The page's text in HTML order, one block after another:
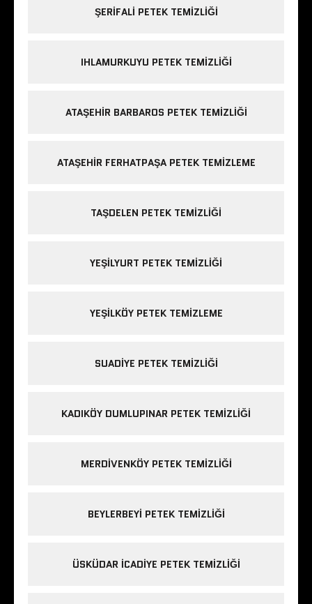
ŞERIFALI PETEK TEMIZLIĞI
IHLAMURKUYU PETEK TEMIZLIĞI
ATAŞEHIR BARBAROS PETEK TEMIZLIĞI
ATAŞEHIR FERHATPAŞA PETEK TEMIZLEME
TAŞDELEN PETEK TEMIZLIĞI
YEŞILYURT PETEK TEMIZLIĞI
YEŞILKÖY PETEK TEMIZLEME
SUADIYE PETEK TEMIZLIĞI
KADIKÖY DUMLUPINAR PETEK TEMIZLIĞI
MERDIVENKÖY PETEK TEMIZLIĞI
BEYLERBEYI PETEK TEMIZLIĞI
ÜSKÜDAR ICADIYE PETEK TEMIZLIĞI